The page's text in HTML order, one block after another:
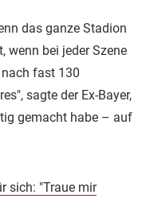
das ganze Stadion
wenn bei jeder Szene
fast 130
sagte der Ex-Bayer,
gemacht habe – auf
sich: "Traue mir